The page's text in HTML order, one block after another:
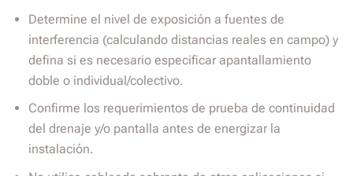
Determine el nivel de exposición a fuentes de
interferencia (calculando distancias reales en campo) y
defina si es necesario especificar apantallamiento
doble o individual/colectivo.
Confirme los requerimientos de prueba de continuidad
del drenaje y/o pantalla antes de energizar la
instalación.